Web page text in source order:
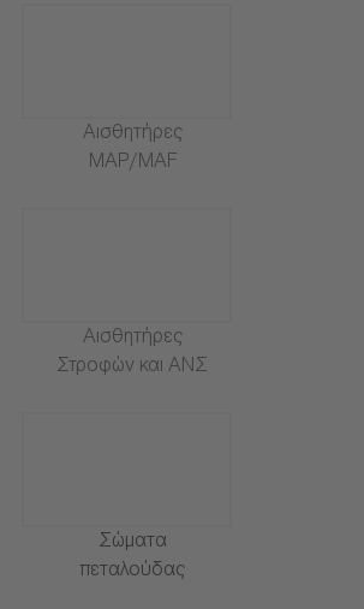
Αισθητήρες
MAP/MAF
Αισθητήρες
Στροφών και ΑΝΣ
Σώματα
πεταλούδας